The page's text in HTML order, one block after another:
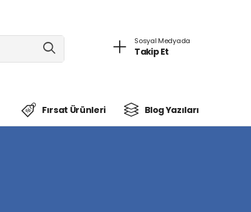
Sosyal Medyada
Takip Et
Fırsat Ürünleri Blog Yazıları